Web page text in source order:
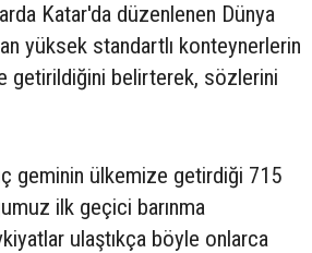
Katar'da düzenlenen Dünya
yüksek standartlı konteynerlerin
getirildiğini belirterek, sözlerini
geminin ülkemize getirdiği 715
ilk geçici barınma
ulaştıkça böyle onlarca